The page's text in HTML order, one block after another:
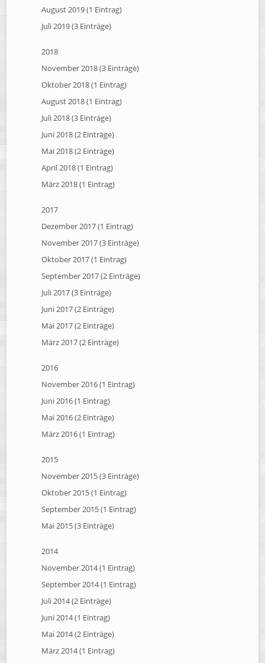
August 2019 (1 Eintrag)
Juli 2019 (3 Einträge)
2018
November 2018 (3 Einträge)
Oktober 2018 (1 Eintrag)
August 2018 (1 Eintrag)
Juli 2018 (3 Einträge)
Juni 2018 (2 Einträge)
Mai 2018 (2 Einträge)
April 2018 (1 Eintrag)
März 2018 (1 Eintrag)
2017
Dezember 2017 (1 Eintrag)
November 2017 (3 Einträge)
Oktober 2017 (1 Eintrag)
September 2017 (2 Einträge)
Juli 2017 (3 Einträge)
Juni 2017 (2 Einträge)
Mai 2017 (2 Einträge)
März 2017 (2 Einträge)
2016
November 2016 (1 Eintrag)
Juni 2016 (1 Eintrag)
Mai 2016 (2 Einträge)
März 2016 (1 Eintrag)
2015
November 2015 (3 Einträge)
Oktober 2015 (1 Eintrag)
September 2015 (1 Eintrag)
Mai 2015 (3 Einträge)
2014
November 2014 (1 Eintrag)
September 2014 (1 Eintrag)
Juli 2014 (2 Einträge)
Juni 2014 (1 Eintrag)
Mai 2014 (2 Einträge)
März 2014 (1 Eintrag)